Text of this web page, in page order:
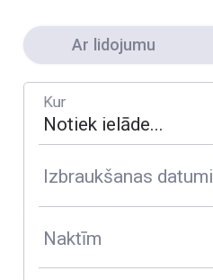
Ar lidojumu
Kur
Izbraukšanas datumi
Naktīm